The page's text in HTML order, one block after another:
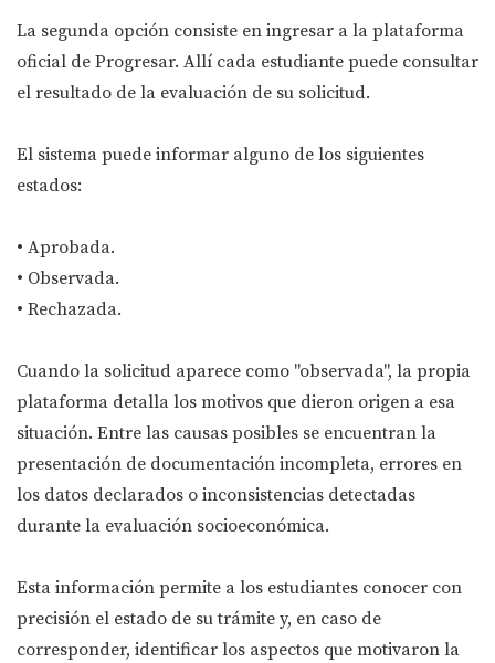
La segunda opción consiste en ingresar a la plataforma
oficial de Progresar. Allí cada estudiante puede consultar
el resultado de la evaluación de su solicitud.
El sistema puede informar alguno de los siguientes
estados:
• Aprobada.
• Observada.
• Rechazada.
Cuando la solicitud aparece como "observada", la propia
plataforma detalla los motivos que dieron origen a esa
situación. Entre las causas posibles se encuentran la
presentación de documentación incompleta, errores en
los datos declarados o inconsistencias detectadas
durante la evaluación socioeconómica.
Esta información permite a los estudiantes conocer con
precisión el estado de su trámite y, en caso de
corresponder, identificar los aspectos que motivaron la